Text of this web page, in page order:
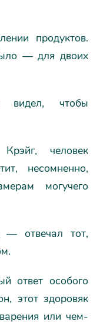
продуктов.
— для двоих
чтобы
человек
несомненно,
могучего
— отвечал тот,
ответ особого
этот здоровяк
или чем-